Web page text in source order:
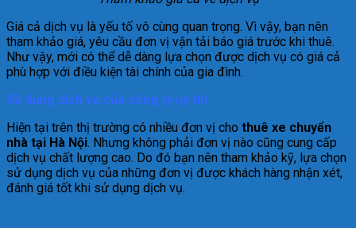
Giá cả dịch vụ là yếu tố vô cùng quan trọng. Vì vậy, bạn nên
tham khảo giá, yêu cầu đơn vị vận tải báo giá trước khi thuê.
Như vậy, mới có thể dễ dàng lựa chọn được dịch vụ có giá cả
phù hợp với điều kiện tài chính của gia đình.
Sử dụng dịch vụ của công ty uy tín
Hiện tại trên thị trường có nhiều đơn vị cho thuê xe chuyển
nhà tại Hà Nội. Nhưng không phải đơn vị nào cũng cung cấp
dịch vụ chất lượng cao. Do đó bạn nên tham khảo kỹ, lựa chọn
sử dụng dịch vụ của những đơn vị được khách hàng nhận xét,
đánh giá tốt khi sử dụng dịch vụ.